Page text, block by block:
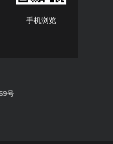
手机浏览
号